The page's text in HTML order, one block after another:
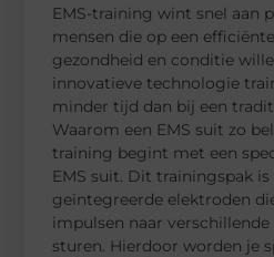
EMS-training wint snel aan
mensen die op een
gezondheid en conditie
innovatieve technologie
minder tijd dan bij een
Waarom een EMS suit zo
training begint met een
EMS suit. Dit trainingspak
geïntegreerde elektroden
impulsen naar
sturen. Hierdoor worden je